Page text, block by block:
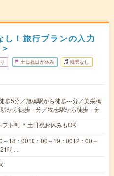
し！旅行プランの入力
土日祝日が休み 残業なし
歩5分／旭橋駅から徒歩---分／美栄橋
から徒歩---分／牧志駅から徒歩---分
ト制 ＊土日祝お休みもOK
18：0010：00～19：0012：00～
時…